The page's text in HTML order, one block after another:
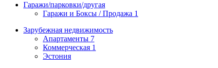
Гаражи/парковки/другая
Гаражи и Боксы / Продажа 1
Зарубежная недвижимость
Апартаменты 7
Коммерческая 1
Эстония